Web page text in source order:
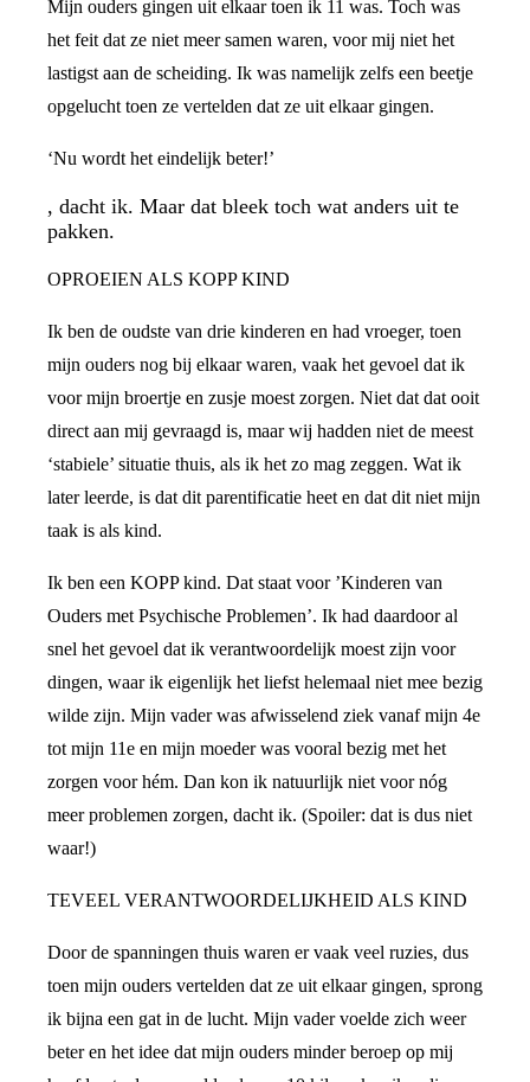
Mijn ouders gingen uit elkaar toen ik 11 was. Toch was
het feit dat ze niet meer samen waren, voor mij niet het
lastigst aan de scheiding. Ik was namelijk zelfs een beetje
opgelucht toen ze vertelden dat ze uit elkaar gingen.
‘Nu wordt het eindelijk beter!’
, dacht ik. Maar dat bleek toch wat anders uit te
pakken.
OPROEIEN ALS KOPP KIND
Ik ben de oudste van drie kinderen en had vroeger, toen
mijn ouders nog bij elkaar waren, vaak het gevoel dat ik
voor mijn broertje en zusje moest zorgen. Niet dat dat ooit
direct aan mij gevraagd is, maar wij hadden niet de meest
‘stabiele’ situatie thuis, als ik het zo mag zeggen. Wat ik
later leerde, is dat dit parentificatie heet en dat dit niet mijn
taak is als kind.
Ik ben een KOPP kind. Dat staat voor ’Kinderen van
Ouders met Psychische Problemen’. Ik had daardoor al
snel het gevoel dat ik verantwoordelijk moest zijn voor
dingen, waar ik eigenlijk het liefst helemaal niet mee bezig
wilde zijn. Mijn vader was afwisselend ziek vanaf mijn 4e
tot mijn 11e en mijn moeder was vooral bezig met het
zorgen voor hém. Dan kon ik natuurlijk niet voor nóg
meer problemen zorgen, dacht ik. (Spoiler: dat is dus niet
waar!)
TEVEEL VERANTWOORDELIJKHEID ALS KIND
Door de spanningen thuis waren er vaak veel ruzies, dus
toen mijn ouders vertelden dat ze uit elkaar gingen, sprong
ik bijna een gat in de lucht. Mijn vader voelde zich weer
beter en het idee dat mijn ouders minder beroep op mij